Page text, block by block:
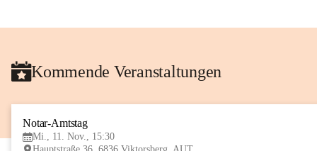
Kommende Veranstaltungen
Notar-Amtstag
Mi., 11. Nov., 15:30